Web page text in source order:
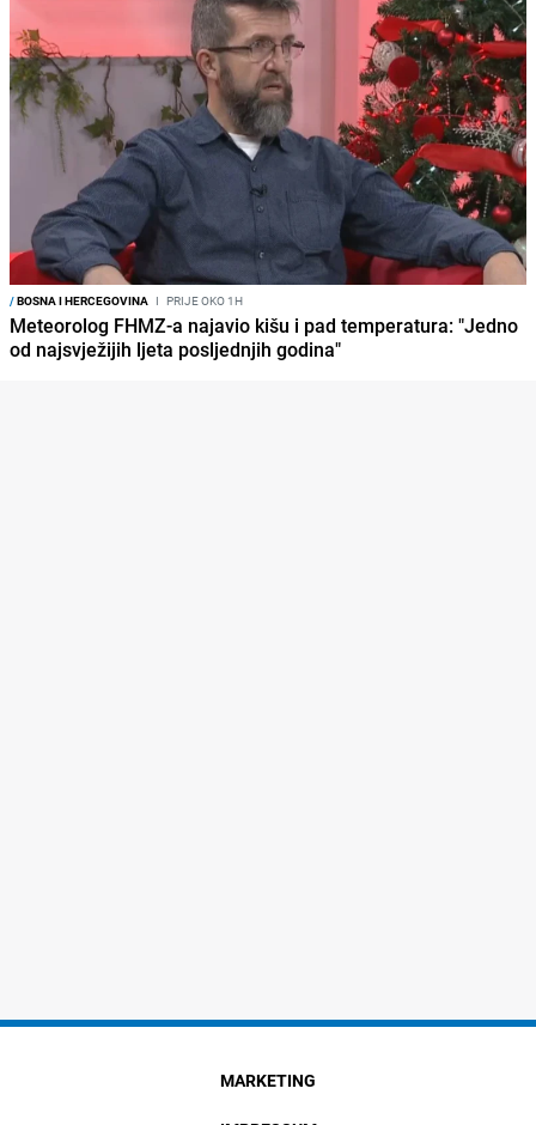
/BOSNA I HERCEGOVINA I PRIJE OKO 1H
Meteorolog FHMZ-a najavio kišu i pad temperatura: "Jedno
od najsvježijih ljeta posljednjih godina"
MARKETING